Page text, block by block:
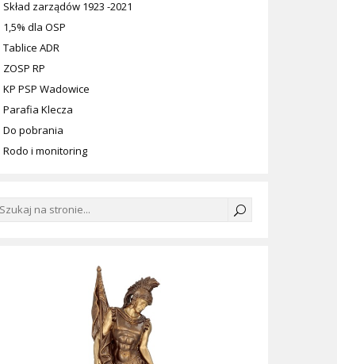
Skład zarządów 1923 -2021
1,5% dla OSP
Tablice ADR
ZOSP RP
KP PSP Wadowice
Parafia Klecza
Do pobrania
Rodo i monitoring